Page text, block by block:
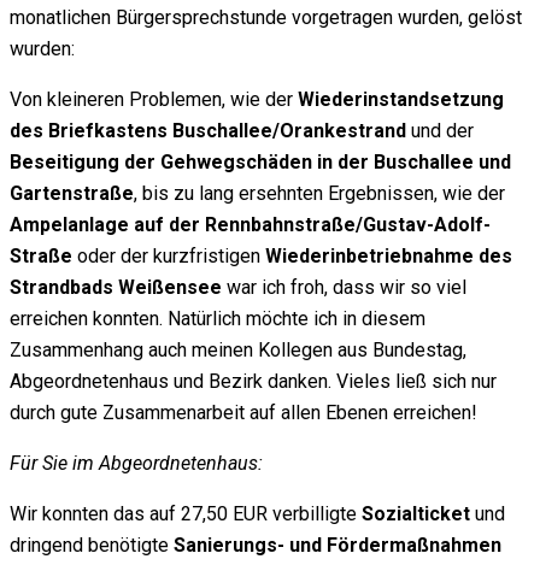
monatlichen Bürgersprechstunde vorgetragen wurden, gelöst
wurden:
Von kleineren Problemen, wie der Wiederinstandsetzung
des Briefkastens Buschallee/Orankestrand und der
Beseitigung der Gehwegschäden in der Buschallee und
Gartenstraße, bis zu lang ersehnten Ergebnissen, wie der
Ampelanlage auf der Rennbahnstraße/Gustav-Adolf-
Straße oder der kurzfristigen Wiederinbetriebnahme des
Strandbads Weißensee war ich froh, dass wir so viel
erreichen konnten. Natürlich möchte ich in diesem
Zusammenhang auch meinen Kollegen aus Bundestag,
Abgeordnetenhaus und Bezirk danken. Vieles ließ sich nur
durch gute Zusammenarbeit auf allen Ebenen erreichen!
Für Sie imAbgeordnetenhaus:
Wir konnten das auf 27,50 EUR verbilligte Sozialticket und
dringend benötigte Sanierungs- und Fördermaßnahmen